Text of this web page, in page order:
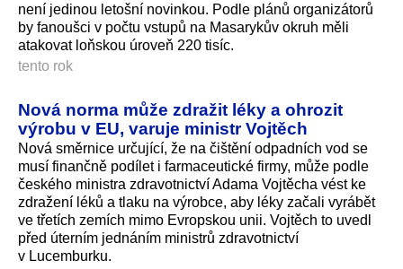
není jedinou letošní novinkou. Podle plánů organizátorů
by fanoušci v počtu vstupů na Masarykův okruh měli
atakovat loňskou úroveň 220 tisíc.
tento rok
Nová norma může zdražit léky a ohrozit
výrobu v EU, varuje ministr Vojtěch
Nová směrnice určující, že na čištění odpadních vod se
musí finančně podílet i farmaceutické firmy, může podle
českého ministra zdravotnictví Adama Vojtěcha vést ke
zdražení léků a tlaku na výrobce, aby léky začali vyrábět
ve třetích zemích mimo Evropskou unii. Vojtěch to uvedl
před úterním jednáním ministrů zdravotnictví
v Lucemburku.